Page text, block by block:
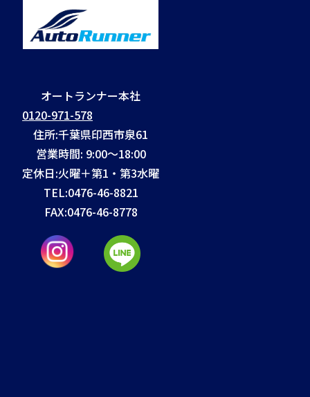
オートランナー本社
0120-971-578
住所:千葉県印西市泉61
営業時間: 9:00～18:00
定休日:火曜＋第1・第3水曜
TEL:0476-46-8821
FAX:0476-46-8778